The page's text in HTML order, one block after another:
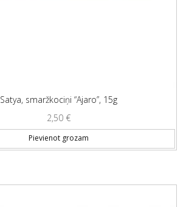
Satya, smaržkociņi “Ajaro”, 15g
2,50 €
Pievienot grozam